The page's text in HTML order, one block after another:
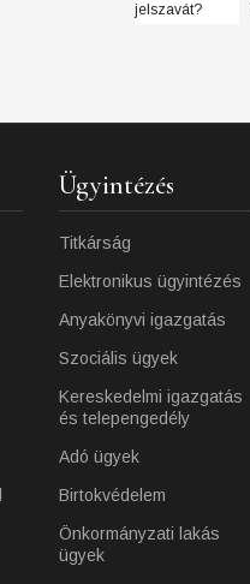
jelszavát?
Ügyintézés
Titkárság
Elektronikus ügyintézés
Anyakönyvi igazgatás
Szociális ügyek
Kereskedelmi igazgatás
és telepengedély
Adó ügyek
Birtokvédelem
Önkormányzati lakás
ügyek